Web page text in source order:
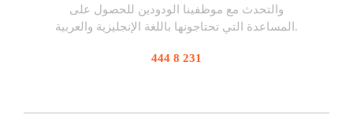
والتحدث مع موظفينا الودودين للحصول على
المساعدة التي تحتاجونها باللغة الإنجليزية والعربية.
444 8 231